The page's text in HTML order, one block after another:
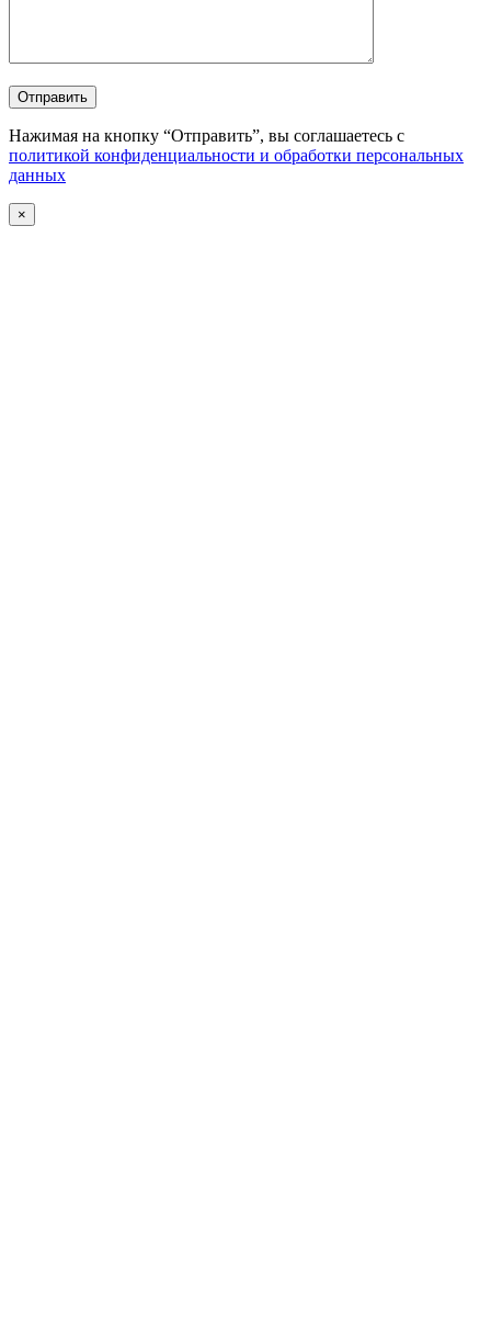
Отправить
Нажимая на кнопку “Отправить”, вы соглашаетесь с
политикой конфиденциальности и обработки персональных
данных
×